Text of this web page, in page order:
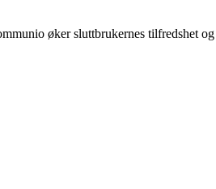
øker sluttbrukernes tilfredshet